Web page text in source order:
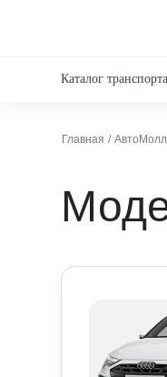
Каталог транспорта
Главная АвтоМолл